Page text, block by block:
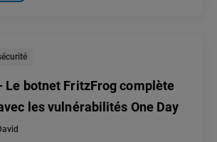
Le botnet FritzFrog complète
les vulnérabilités One Day